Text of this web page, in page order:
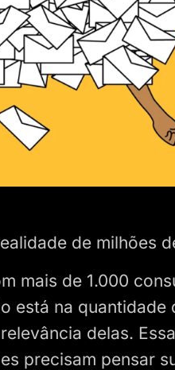
de milhões
mais de 1.000
está na quantidade
delas.
precisam pensar